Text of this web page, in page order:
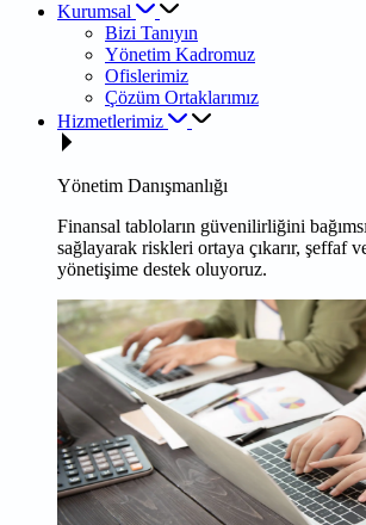
Kurumsal
Bizi Tanıyın
Yönetim Kadromuz
Ofislerimiz
Çözüm Ortaklarımız
Hizmetlerimiz
Yönetim Danışmanlığı
Finansal tabloların güvenilirliğini
sağlayarak riskleri ortaya çıkarır, şeffaf
yönetişime destek oluyoruz.